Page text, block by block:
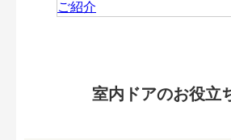
室内ドアのお役立